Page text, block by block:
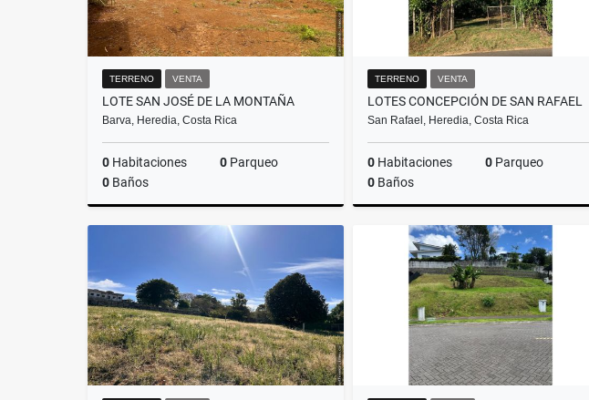
TERRENO VENTA
LOTE SAN JOSÉ DE LA MONTAÑA
Barva, Heredia, Costa Rica
0 Habitaciones 0 Parqueo
0 Baños
TERRENO VENTA
LOTES CONCEPCIÓN DE SAN RAFAEL
San Rafael, Heredia, Costa Rica
0Habitaciones 0Parqueo
0Baños
₡75.000.000